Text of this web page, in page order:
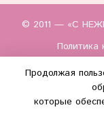
© 2011 — «С
Политика
Продолжая
которые